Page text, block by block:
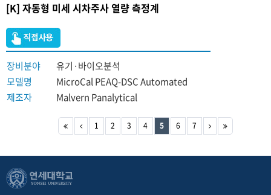
[K] 자동형 미세 시차주사 열량 측정계
장비분야
유기·바이오분석
모델명
MicroCal PEAQ-DSC Automated
제조자
Malvern Panalytical
1 2 3 4 5 6 7